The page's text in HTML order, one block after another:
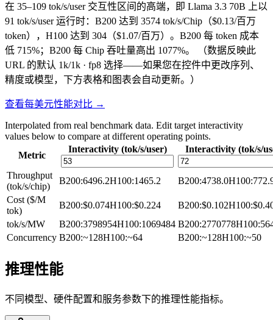
在 35–109 tok/s/user 交互性区间的高端，即 Llama 3.3 70B 上以
91 tok/s/user 运行时：B200 达到 3574 tok/s/Chip（$0.13/百万
token），H100 达到 304（$1.07/百万）。B200 每 token 成本
低 715%；B200 每 Chip 吞吐量高出 1077%。
（数据反映此
URL 的默认 1k/1k · fp8 选择——如果您在控件中更改序列、
精度或模型，下方表格和图表会自动更新。）
查看每美元性能对比 →
Interpolated from real benchmark data. Edit target interactivity
values below to compare at different operating points.
Metric
Interactivity (tok/s/user) Interactivity (tok/s/
Throughput
(tok/s/chip)
B200:6496.2H100:1465.2 B200:4738.0H100:
Cost ($/M
tok)
B200:$0.074H100:$0.224 B200:$0.102H100:
tok/s/MW
B200:3798954H100:1069484 B200:2770778H100:
Concurrency B200:~128H100:~64 B200:~128H100:~50
推理性能
不同模型、硬件配置和服务参数下的推理性能指标。